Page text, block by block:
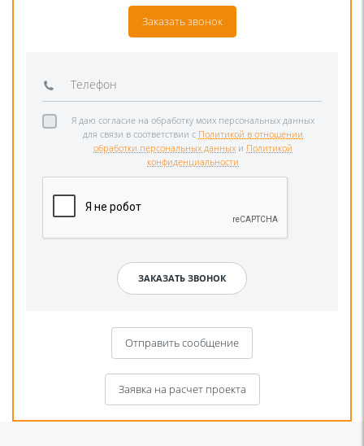
Заказать звонок
Я даю согласие на обработку моих персональных данных
для связи в соответствии с Политикой в отношении
обработки персональных данных и Политикой
конфиденциальности
Отправить сообщение
Заявка на расчет проекта